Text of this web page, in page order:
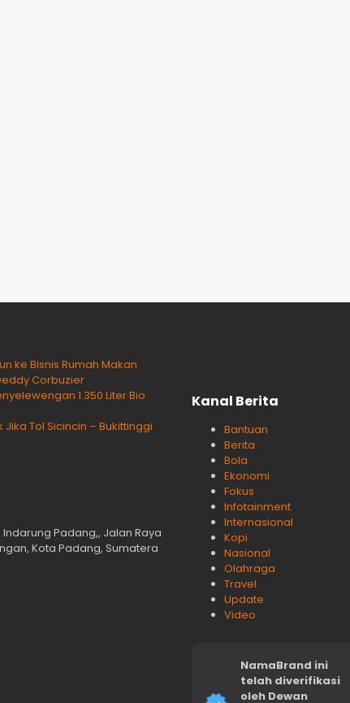
ke Bisnis Rumah Makan
Corbuzier
1.350 Liter Bio
Tol Sicincin – Bukittinggi
Indarung Padang,, Jalan Raya
Kota Padang, Sumatera
Kanal Berita
Bantuan
Berita
Bola
Ekonomi
Fokus
Infotainment
Internasional
Kopi
Nasional
Olahraga
Travel
Update
Video
NamaBrand ini
telah diverifikasi
oleh Dewan